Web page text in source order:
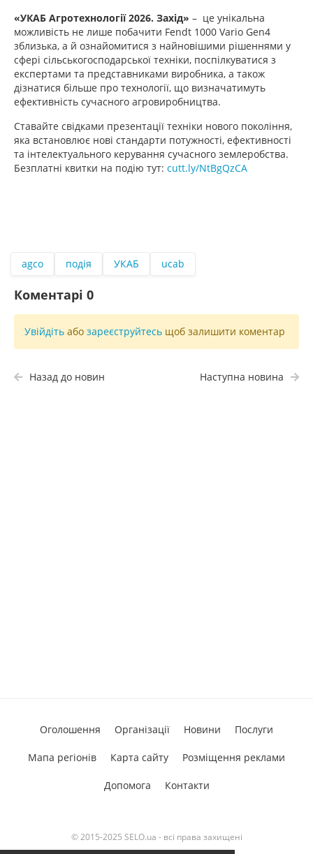
«УКАБ Агротехнології 2026. Захід» – це унікальна
можливість не лише побачити Fendt 1000 Vario Gen4
зблизька, а й ознайомитися з найновішими рішеннями у
сфері сільськогосподарської техніки, поспілкуватися з
експертами та представниками виробника, а також
дізнатися більше про технології, що визначатимуть
ефективність сучасного агровиробництва.
Ставайте свідками презентації техніки нового покоління,
яка встановлює нові стандарти потужності, ефективності
та інтелектуального керування сучасного землеробства.
Безплатні квитки на подію тут: cutt.ly/NtBgQzCA
agco подія УКАБ ucab
Коментарі 0
Увійдіть або зареєструйтесь щоб залишити коментар
Назад до новин Наступна новина
© 2015-2025 SELO.ua - всі права захищені
Оголошення Організації Новини Послуги
Мапа регіонів Карта сайту Розміщення реклами
Допомога Контакти